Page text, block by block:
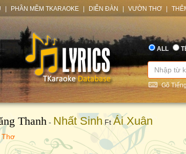
PHẦN MỀM TKARAOKE DIỄN ĐÀN VƯỜN THƠ
ALL
Gõ
Thanh - Nhất SinhFt Ái Xuân
Thơ